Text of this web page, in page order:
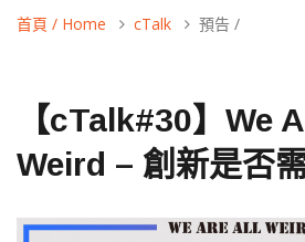
首頁 / Home cTalk 預告 /
【cTalk#30】We
Weird – 創新是否